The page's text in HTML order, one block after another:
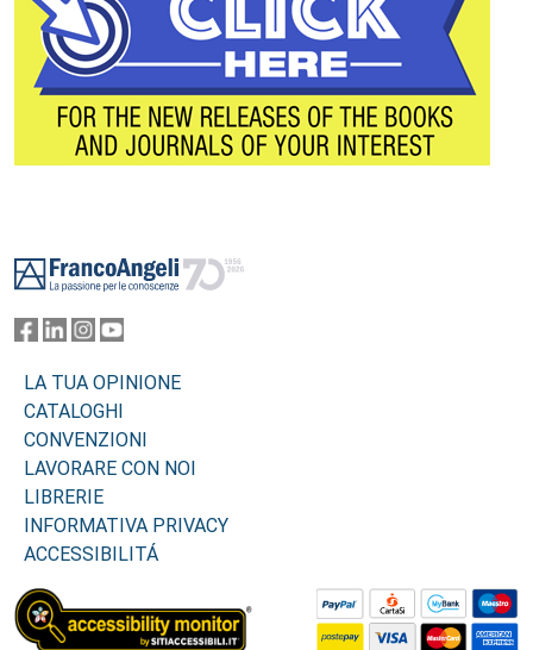
LA TUA OPINIONE
CATALOGHI
CONVENZIONI
LAVORARE CON NOI
LIBRERIE
INFORMATIVA PRIVACY
ACCESSIBILITÁ